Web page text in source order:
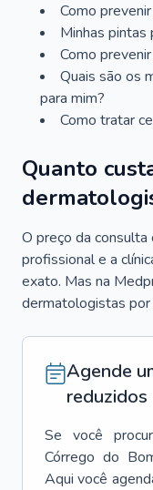
Como
Minhas pintas
Como
Quais são os
para mim?
Como tratar
Quanto
O preço da
profissional e a
exato. Mas na
dermatologistas por
Agende
reduzidos
Se você
Córrego do
Aqui você